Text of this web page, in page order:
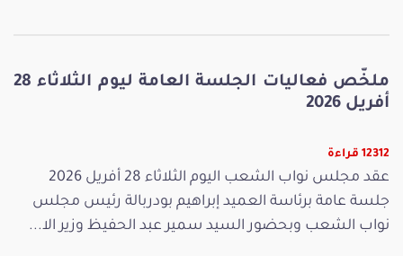
ملخّص فعاليات الجلسة العامة ليوم الثلاثاء 28
أفريل 2026
12312 قراءة
عقد مجلس نواب الشعب اليوم الثلاثاء 28 أفريل 2026
جلسة عامة برئاسة العميد إبراهيم بودربالة رئيس مجلس
نواب الشعب وبحضور السيد سمير عبد الحفيظ وزير الا...